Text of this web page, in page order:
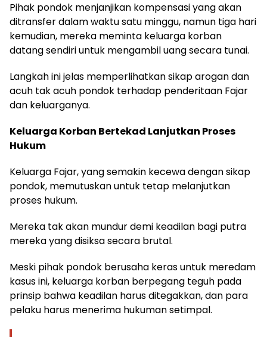
Pihak pondok menjanjikan kompensasi yang akan
ditransfer dalam waktu satu minggu, namun tiga hari
kemudian, mereka meminta keluarga korban
datang sendiri untuk mengambil uang secara tunai.
Langkah ini jelas memperlihatkan sikap arogan dan
acuh tak acuh pondok terhadap penderitaan Fajar
dan keluarganya.
Keluarga Korban Bertekad Lanjutkan Proses
Hukum
Keluarga Fajar, yang semakin kecewa dengan sikap
pondok, memutuskan untuk tetap melanjutkan
proses hukum.
Mereka tak akan mundur demi keadilan bagi putra
mereka yang disiksa secara brutal.
Meski pihak pondok berusaha keras untuk meredam
kasus ini, keluarga korban berpegang teguh pada
prinsip bahwa keadilan harus ditegakkan, dan para
pelaku harus menerima hukuman setimpal.